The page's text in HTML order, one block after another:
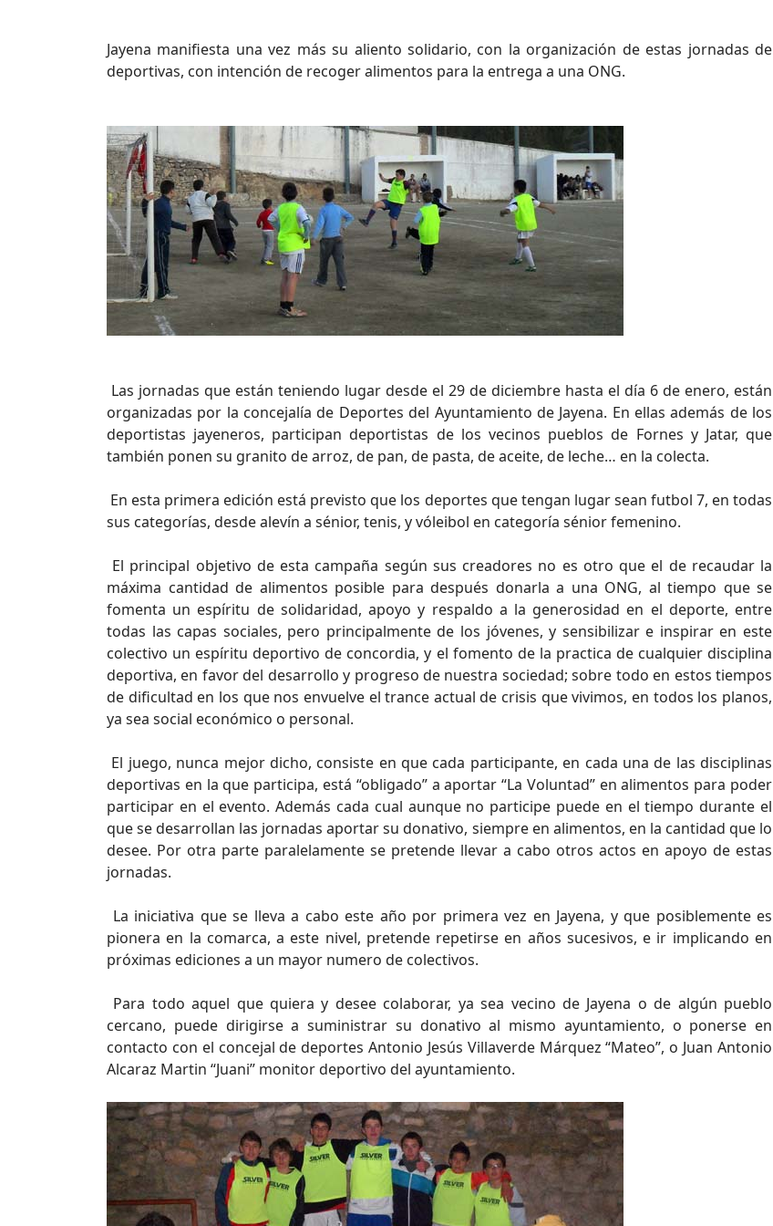
Jayena manifiesta una vez más su aliento solidario, con la organización de estas jornadas de
deportivas, con intención de recoger alimentos para la entrega a una ONG.
Las jornadas que están teniendo lugar desde el 29 de diciembre hasta el día 6 de enero, están
organizadas por la concejalía de Deportes del Ayuntamiento de Jayena. En ellas además de los
deportistas jayeneros, participan deportistas de los vecinos pueblos de Fornes y Jatar, que
también ponen su granito de arroz, de pan, de pasta, de aceite, de leche… en la colecta.
En esta primera edición está previsto que los deportes que tengan lugar sean futbol 7, en todas
sus categorías, desde alevín a sénior, tenis, y vóleibol en categoría sénior femenino.
El principal objetivo de esta campaña según sus creadores no es otro que el de recaudar la
máxima cantidad de alimentos posible para después donarla a una ONG, al tiempo que se
fomenta un espíritu de solidaridad, apoyo y respaldo a la generosidad en el deporte, entre
todas las capas sociales, pero principalmente de los jóvenes, y sensibilizar e inspirar en este
colectivo un espíritu deportivo de concordia, y el fomento de la practica de cualquier disciplina
deportiva, en favor del desarrollo y progreso de nuestra sociedad; sobre todo en estos tiempos
de dificultad en los que nos envuelve el trance actual de crisis que vivimos, en todos los planos,
ya sea social económico o personal.
El juego, nunca mejor dicho, consiste en que cada participante, en cada una de las disciplinas
deportivas en la que participa, está “obligado” a aportar “La Voluntad” en alimentos para poder
participar en el evento. Además cada cual aunque no participe puede en el tiempo durante el
que se desarrollan las jornadas aportar su donativo, siempre en alimentos, en la cantidad que lo
desee. Por otra parte paralelamente se pretende llevar a cabo otros actos en apoyo de estas
jornadas.
La iniciativa que se lleva a cabo este año por primera vez en Jayena, y que posiblemente es
pionera en la comarca, a este nivel, pretende repetirse en años sucesivos, e ir implicando en
próximas ediciones a un mayor numero de colectivos.
Para todo aquel que quiera y desee colaborar, ya sea vecino de Jayena o de algún pueblo
cercano, puede dirigirse a suministrar su donativo al mismo ayuntamiento, o ponerse en
contacto con el concejal de deportes Antonio Jesús Villaverde Márquez “Mateo”, o Juan Antonio
Alcaraz Martin “Juani” monitor deportivo del ayuntamiento.